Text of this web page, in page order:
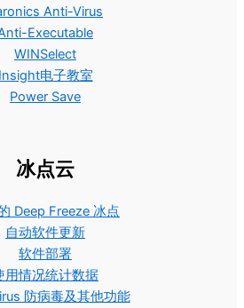
Anti-Virus
Executable
WINSelect
Insight电子教室
Power Save
冰点云
Deep Freeze 冰点
自动软件更新
软件部署
用情况统计数据
防病毒及其他功能